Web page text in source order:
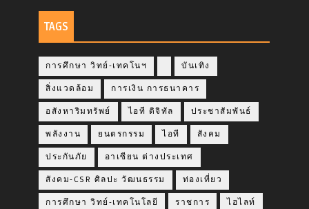
TAGS
การศึกษา วิทย์-เทคโนฯ บันเทิง
สิ่งแวดล้อม การเงิน การธนาคาร
อสังหาริมทรัพย์ ไอที ดิจิทัล ประชาสัมพันธ์
พลังงาน ยนตรกรรม ไอที สังคม
ประกันภัย อาเซียน ต่างประเทศ
สังคม-CSR ศิลปะ วัฒนธรรม ท่องเที่ยว
การศึกษา วิทย์-เทคโนโลยี ราชการ ไฮไลท์